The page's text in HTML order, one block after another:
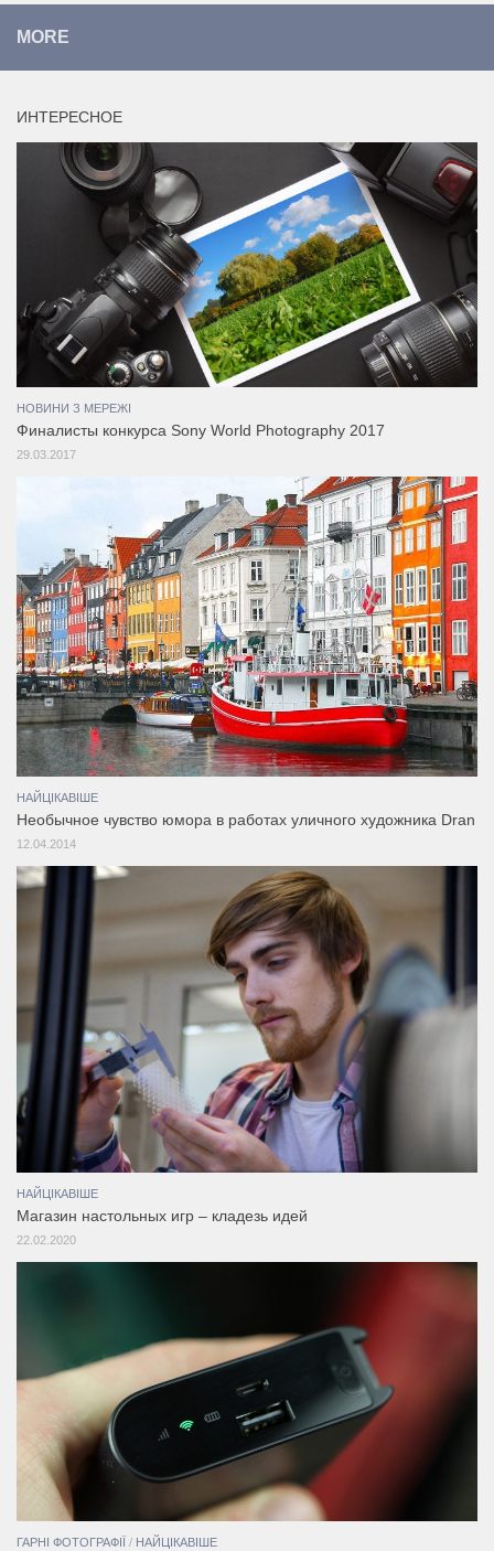
MORE
ИНТЕРЕСНОЕ
НОВИНИ З МЕРЕЖІ
Финалисты конкурса Sony World Photography 2017
29.03.2017
НАЙЦІКАВІШЕ
Необычное чувство юмора в работах уличного художника Dran
12.04.2014
НАЙЦІКАВІШЕ
Магазин настольных игр – кладезь идей
22.02.2020
ГАРНІ ФОТОГРАФІЇ / НАЙЦІКАВІШЕ